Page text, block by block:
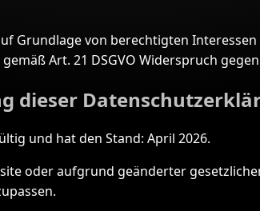
Grundlage von berechtigten Interessen
Art. 21 DSGVO Widerspruch
dieser
und hat den Stand: April 2026.
oder aufgrund geänderter